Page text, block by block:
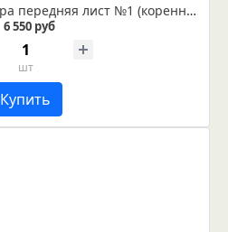
DONG FENG 1063 рессора передняя лист №1 (коренной) (Арт. IR 03-02-01)
6 550 руб
шт
Купить